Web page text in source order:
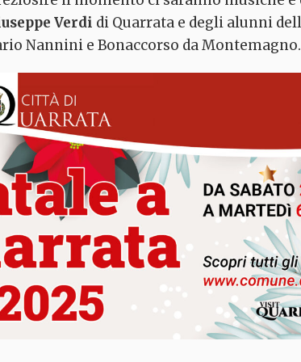
Verdi di Quarrata e degli alunni
Nannini e Bonaccorso da Montemagno.